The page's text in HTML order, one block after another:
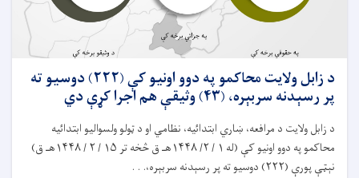
د زابل ولايت محاکمو په دوو اونيو کې (۲۲۲) دوسیو ته
پر رسېدنه سربېره، (۴۳) وثیقې هم اجرا کړې دي
د زابل ولایت د مرافعه، ښاري ابتدائیه، نظامي او د ټولو ولسواليو ابتدائيه
محاکمو په دوو اونيو کې (له ۱ / ۲/ ۱۴۴۸هـ ق څخه تر ۱۵ / ۲ / ۱۴۴۸هـ ق)
نېټې پورې (۲۲۲) دوسيو ته پر رسېدنه سربېره،. . .